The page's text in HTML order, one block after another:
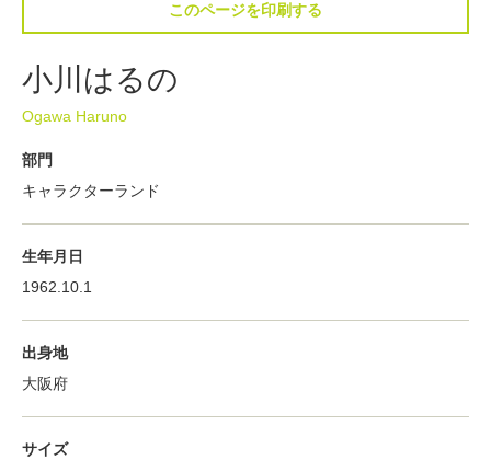
このページを印刷する
小川はるの
Ogawa Haruno
部門
キャラクターランド
生年月日
1962.10.1
出身地
大阪府
サイズ